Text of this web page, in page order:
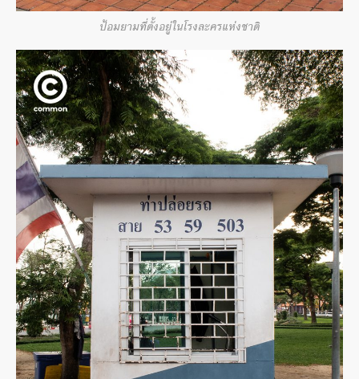
ป้อมยามที่ตั้งอยู่ในโรงละครแห่งชาติ